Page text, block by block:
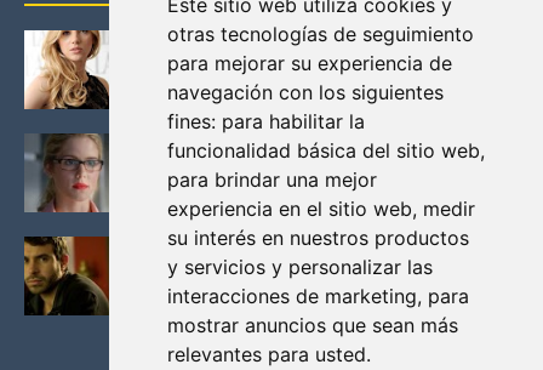
Este sitio web utiliza cookies y
otras tecnologías de seguimiento
para mejorar su experiencia de
navegación con los siguientes
fines: para habilitar la
funcionalidad básica del sitio web,
para brindar una mejor
experiencia en el sitio web, medir
su interés en nuestros productos
y servicios y personalizar las
interacciones de marketing, para
mostrar anuncios que sean más
relevantes para usted.
KATHERYN WINNICK: LA ACTRIZ MAS GUAPA DE
VIKINGOS
Junio 14, 2013
FELICITY (EMILY BETT RICKARDS), LAS FOTOS
MAS BONITAS DE LA ALIADA DE ARROW
Noviembre 30, 2013
BLACK MIRROR: TODA TU HISTORIA. EPISODIO 3.
LA CRITICA
Mayo 17, 2012